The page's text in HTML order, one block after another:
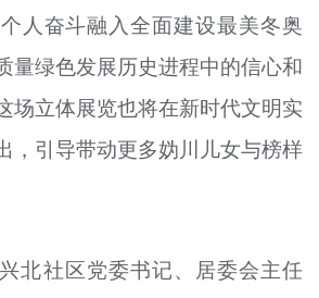
人奋斗融入全面建设最美冬奥
量绿色发展历史进程中的信心和
场立体展览也将在新时代文明实
，引导带动更多妫川儿女与榜样
北社区党委书记、居委会主任